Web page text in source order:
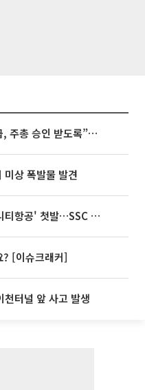
김정관 장관 “반도체 성과급, 주총 승인 받도록”…상법·자본시장법 개정 시사
미상 폭발물 발견
티웨이항공, 새 이름 '트리니티항공' 첫발…SSC 전략 본격화
? [이슈크래커]
천터널 앞 사고 발생